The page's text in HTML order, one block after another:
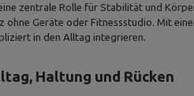
zentrale Rolle für Stabilität und
ohne Geräte oder Fitnessstudio. Mit
in den Alltag integrieren.
Haltung und Rücken